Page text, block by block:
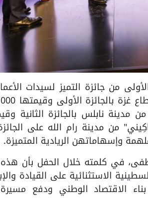
من جائزة التميز لسيدات
من مدينة رام الله على الجائزة
في كلمته خلال الحفل بأن هذه
الاستثنائية على القيادة
الوطني ودفع مسيرة